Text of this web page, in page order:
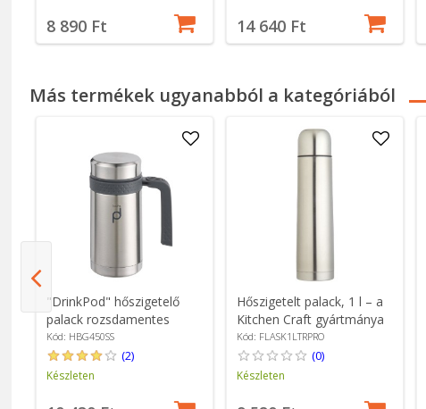
8 890 Ft 14 640 Ft
Más termékek ugyanabból a kategóriából
"DrinkPod" hőszigetelő
palack rozsdamentes
acélból, 0,45 L, Ezüst szín -
Grunwerg
Kód: HBG450SS
(2)
Készleten
Hőszigetelt palack, 1 l – a
Kitchen Craft gyártmánya
Kód: FLASK1LTRPRO
(0)
Készleten